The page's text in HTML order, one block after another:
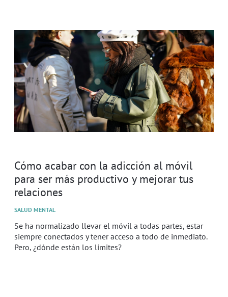
Cómo acabar con la adicción al móvil
para ser más productivo y mejorar tus
relaciones
SALUD MENTAL
Se ha normalizado llevar el móvil a todas partes, estar
siempre conectados y tener acceso a todo de inmediato.
Pero, ¿dónde están los límites?